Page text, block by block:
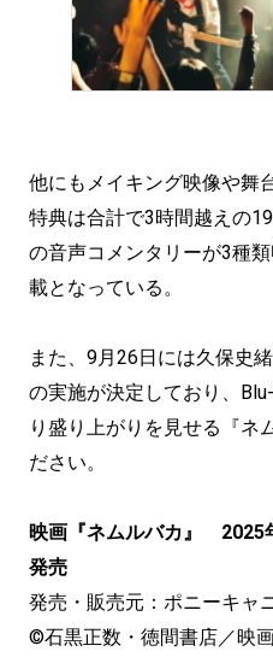
他にもメイキング映像や舞
特典は合計で3時間越えの
の音声コメンタリーが3種
載となっている。
また、9月26日には久保史
の実施が決定しており、
り盛り上がりを見せる『ネ
ださい。
映画『ネムルバカ』 2025
発売
発売・販売元：ポニーキャ
©石黒正数・徳間書店／映